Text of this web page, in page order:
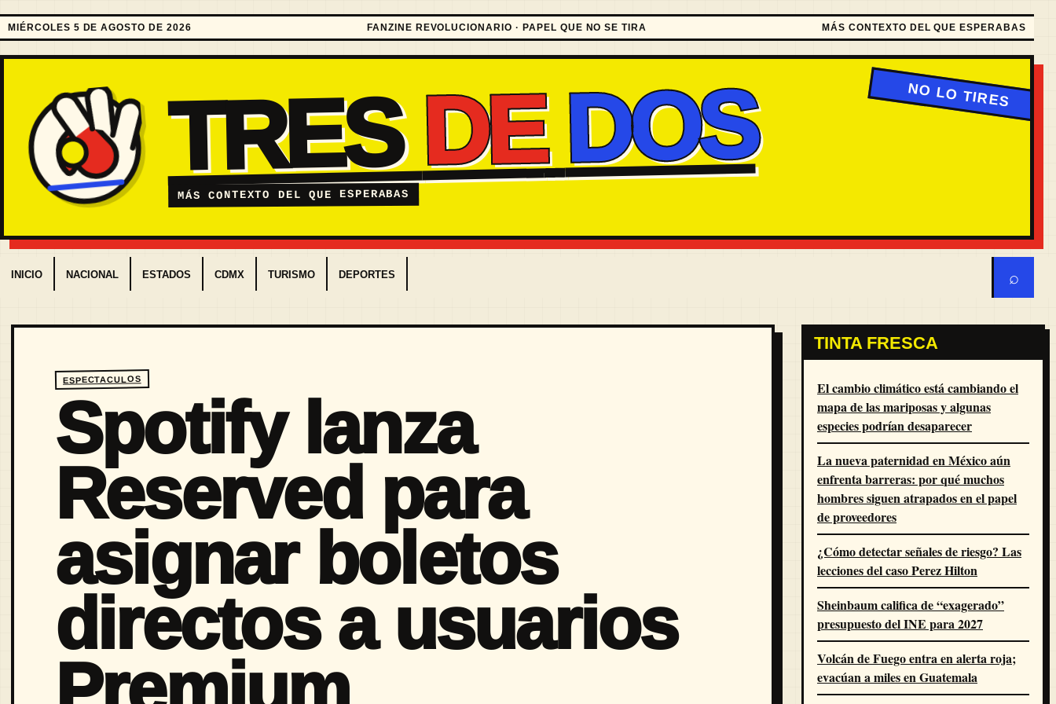
MIÉRCOLES 5 DE AGOSTO DE 2026 FANZINE REVOLUCIONARIO · PAPEL QUE NO SE TIRA MÁS CONTEXTO DEL QUE ESPERABAS
TRESDE DOS
MÁS CONTEXTO DEL QUE ESPERABAS
INICIO NACIONAL ESTADOS CDMX TURISMO DEPORTES ⌕
ESPECTACULOS
Spotify lanza
Reserved para
asignar boletos
directos a usuarios
TINTA FRESCA
El cambio climático está cambiando el
mapa de las mariposas y algunas
especies podrían desaparecer
La nueva paternidad en México aún
enfrenta barreras: por qué muchos
hombres siguen atrapados en el papel
de proveedores
¿Cómo detectar señales de riesgo? Las
lecciones del caso Perez Hilton
Sheinbaum califica de “exagerado”
presupuesto del INE para 2027
Volcán de Fuego entra en alerta roja;
evacúan a miles en Guatemala